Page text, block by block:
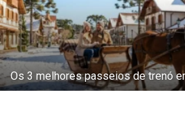
Os 3 melhores passeios de trenó